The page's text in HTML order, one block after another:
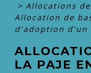
> Allocations
Allocation de
d'adoption d'un
LA PAJE